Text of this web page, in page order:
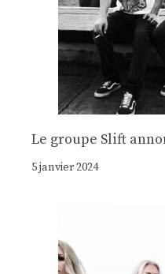
Le groupe Slift
5 janvier 2024